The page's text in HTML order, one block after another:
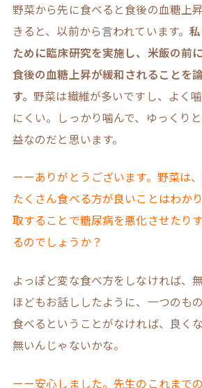
野菜から先に食べると食後の血糖上
きると、以前から言われています。
ために臨床研究を実施し、米飯の前
食後の血糖上昇が緩和されることを
す。野菜は繊維が多いですし、よく
にくい。しっかり噛んで、ゆっくり
益なのだと思います。
ーーありがとうございます。野菜は
たくさん食べる方が良いことはわか
取することで糖尿病を悪化させたり
るのでしょうか？
よっぽど変な食べ方をしなければ、
ほどもお話ししたように、一つのも
食べるということがなければ、良く
無いんじゃないかな。
ーー安心しました。先生のこれまで